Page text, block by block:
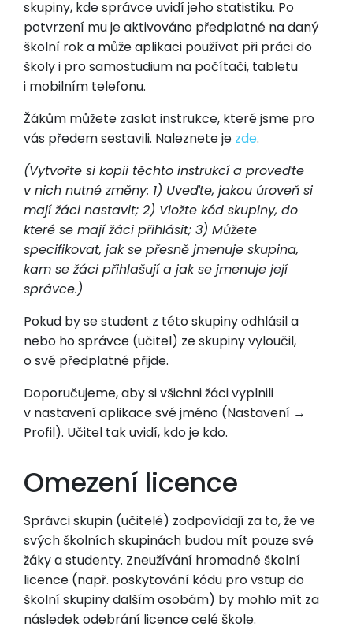
skupiny, kde správce uvidí jeho statistiku. Po
potvrzení mu je aktivováno předplatné na daný
školní rok a může aplikaci používat při práci do
školy i pro samostudium na počítači, tabletu
i mobilním telefonu.
Žákům můžete zaslat instrukce, které jsme pro
vás předem sestavili. Naleznete je zde.
(Vytvořte si kopii těchto instrukcí a proveďte
v nich nutné změny: 1) Uveďte, jakou úroveň si
mají žáci nastavit; 2) Vložte kód skupiny, do
které se mají žáci přihlásit; 3) Můžete
specifikovat, jak se přesně jmenuje skupina,
kam se žáci přihlašují a jak se jmenuje její
správce.)
Pokud by se student z této skupiny odhlásil a
nebo ho správce (učitel) ze skupiny vyloučil,
o své předplatné přijde.
Doporučujeme, aby si všichni žáci vyplnili
v nastavení aplikace své jméno (Nastavení →
Profil). Učitel tak uvidí, kdo je kdo.
Omezení licence
Správci skupin (učitelé) zodpovídají za to, že ve
svých školních skupinách budou mít pouze své
žáky a studenty. Zneužívání hromadné školní
licence (např. poskytování kódu pro vstup do
školní skupiny dalším osobám) by mohlo mít za
následek odebrání licence celé škole.